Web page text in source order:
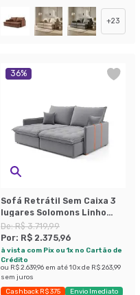
+23
36%
Sofá Retrátil Sem Caixa 3
lugares Solomons Linho
Cinza 180 cm
De:R$ 3.719,99
Por: R$ 2.375,96
à vista com Pix ou 1x no Cartão de
Crédito
ou R$ 2.639,96 em até10x de R$ 263,99
sem juros
Cashback R$ 375
Envio Imediato